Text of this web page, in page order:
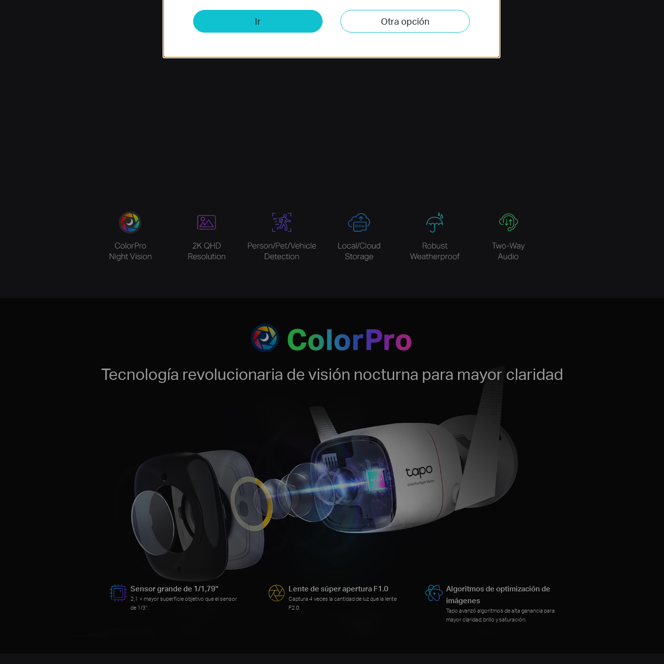
ColorPro
Tecnología revolucionaria de visión nocturna para mayor claridad
Sensor grande de 1/1,79''
2,1 × mayor superficie objetivo que el sensor
de 1/3''.
Lente de súper apertura F1.0
Captura 4 veces la cantidad de luz que la lente
F2.0.
Algoritmos de optimización de
imágenes
Tapo avanzó algoritmos de alta ganancia para
mayor claridad, brillo y saturación.
Ir Otra opción